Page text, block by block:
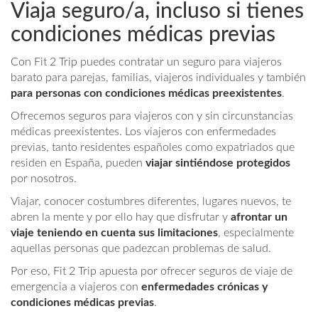
Viaja seguro/a, incluso si tienes
condiciones médicas previas
Con Fit 2 Trip puedes contratar un seguro para viajeros
barato para parejas, familias, viajeros individuales y también
para personas con condiciones médicas preexistentes.
Ofrecemos seguros para viajeros con y sin circunstancias
médicas preexistentes. Los viajeros con enfermedades
previas, tanto residentes españoles como expatriados que
residen en España, pueden viajar sintiéndose protegidos
por nosotros.
Viajar, conocer costumbres diferentes, lugares nuevos, te
abren la mente y por ello hay que disfrutar y afrontar un
viaje teniendo en cuenta sus limitaciones, especialmente
aquellas personas que padezcan problemas de salud.
Por eso, Fit 2 Trip apuesta por ofrecer seguros de viaje de
emergencia a viajeros con enfermedades crónicas y
condiciones médicas previas.